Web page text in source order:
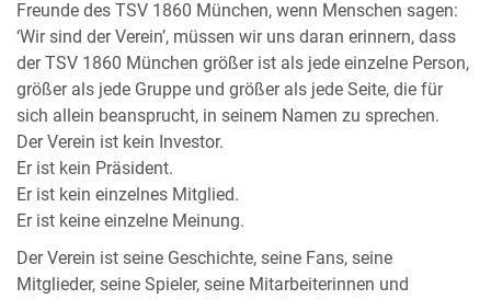
Freunde des TSV 1860 München, wenn Menschen sagen:
‘Wir sind der Verein’, müssen wir uns daran erinnern, dass
der TSV 1860 München größer ist als jede einzelne Person,
größer als jede Gruppe und größer als jede Seite, die für
sich allein beansprucht, in seinem Namen zu sprechen.
Der Verein ist kein Investor.
Er ist kein Präsident.
Er ist kein einzelnes Mitglied.
Er ist keine einzelne Meinung.
Der Verein ist seine Geschichte, seine Fans, seine
Mitglieder, seine Spieler, seine Mitarbeiterinnen und